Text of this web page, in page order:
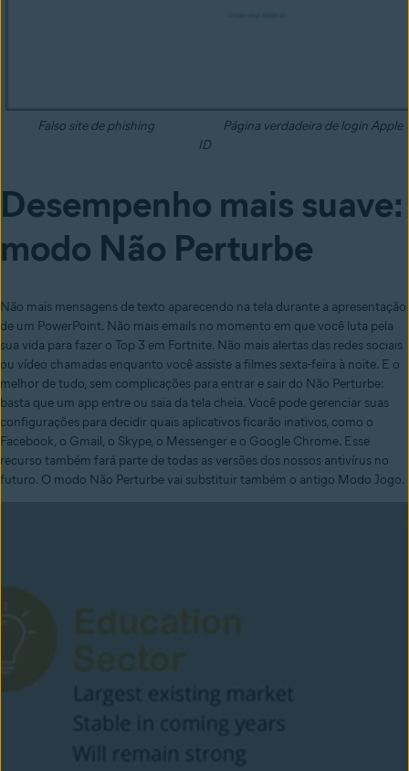
Falso site de phishing
Página verdadeira de login Apple
ID
Desempenho mais suave:
modo Não Perturbe
Não mais mensagens de texto aparecendo na tela durante a apresentação
de um PowerPoint. Não mais emails no momento em que você luta pela
sua vida para fazer o Top 3 em Fortnite. Não mais alertas das redes sociais
ou vídeo chamadas enquanto você assiste a filmes sexta-feira à noite. E o
melhor de tudo, sem complicações para entrar e sair do Não Perturbe:
basta que um app entre ou saia da tela cheia. Você pode gerenciar suas
configurações para decidir quais aplicativos ficarão inativos, como o
Facebook, o Gmail, o Skype, o Messenger e o Google Chrome. Esse
recurso também fará parte de todas as versões dos nossos antivírus no
futuro. O modo Não Perturbe vai substituir também o antigo Modo Jogo.